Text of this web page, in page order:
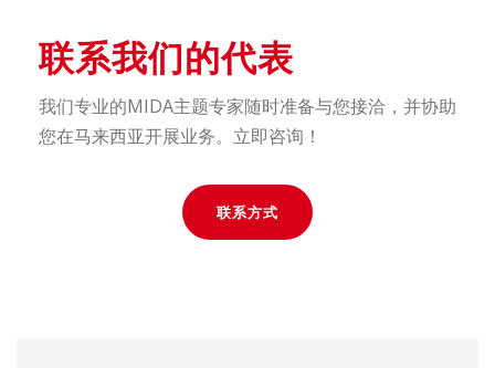
联系我们的代表
我们专业的MIDA主题专家随时准备与您接洽，并协助
您在马来西亚开展业务。立即咨询！
联系方式